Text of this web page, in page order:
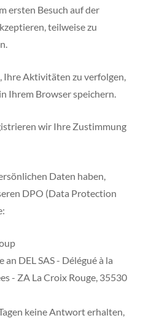
ersten Besuch auf der
teilweise zu
Ihre Aktivitäten zu verfolgen,
Ihrem Browser speichern.
wir Ihre Zustimmung
Daten haben,
DPO (Data Protection
an DEL SAS - Délégué à la
- ZA La Croix Rouge, 35530
keine Antwort erhalten,